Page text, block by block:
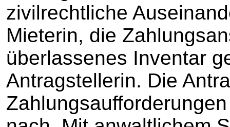
zivilrechtliche
Mieterin, die
überlassenes Inventar
Antragstellerin. Die